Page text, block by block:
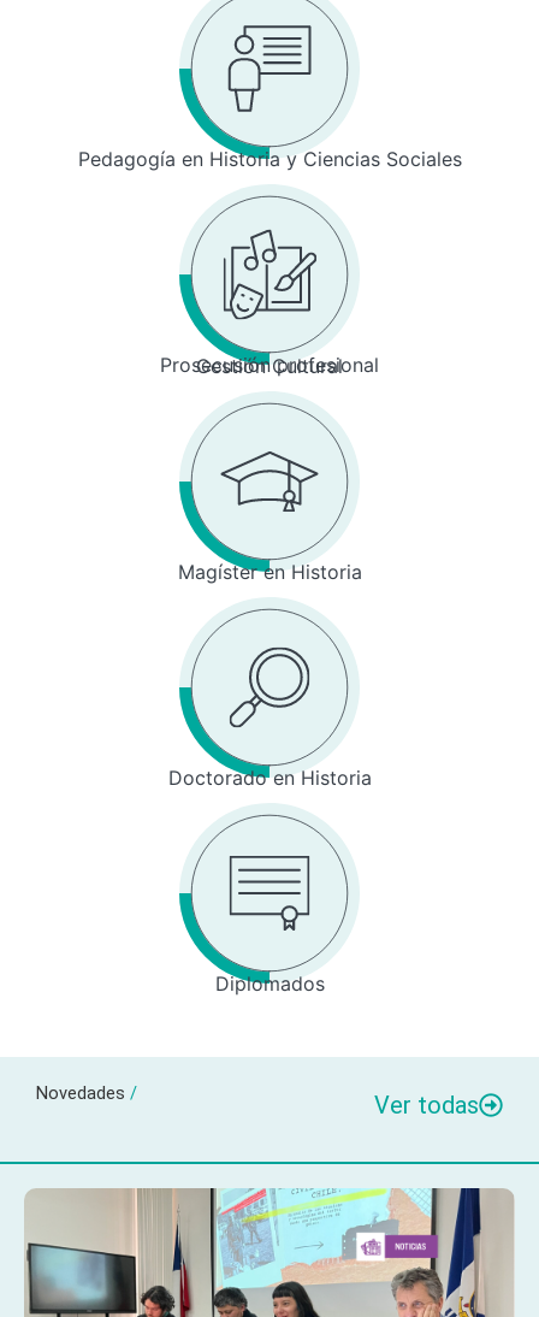
Pedagogía en Historia y Ciencias Sociales
Prosecusión profesional
Gestión Cultural
Magíster en Historia
Doctorado en Historia
Diplomados
Novedades / Ver todas